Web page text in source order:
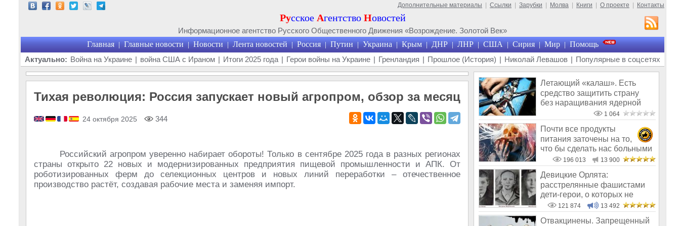
Дополнительные материалы Ссылки Зарубки Молва Книги О проекте Контакты
Русское Агентство Новостей
Информационное агентство Русского Общественного Движения «Возрождение. Золотой Век»
Главная | Главные новости | Новости | Лента новостей | Россия | Путин | Украина | Крым | ДНР | ЛНР | США | Сирия | Мир | Помощь
Актуально: Война на Украине | война США с Ираном | Итоги 2025 года | Герои войны на Украине | Гренландия | Прошлое (История) | Николай Левашов | Популярные в соцсетях
Тихая революция: Россия запускает новый агропром, обзор за месяц
24 октября 2025 344
Российский агропром уверенно набирает обороты! Только в сентябре 2025 года в разных регионах
страны открыто 22 новых и модернизированных предприятия пищевой промышленности и АПК. От
роботизированных ферм до селекционных центров и новых линий переработки – отечественное
производство растёт, создавая рабочие места и заменяя импорт.
Летающий «калаш». Есть
средство защитить страну
без наращивания ядерной
1 064
Почти все продукты
питания заточены на то,
что бы сделать нас больными
и бесплодным
196 013 13 900
Девицкие Орлята:
расстрелянные фашистами
дети-герои, о которых не
рассказывают в шк
121 874 13 492
Отвакцинены. Запрещенный